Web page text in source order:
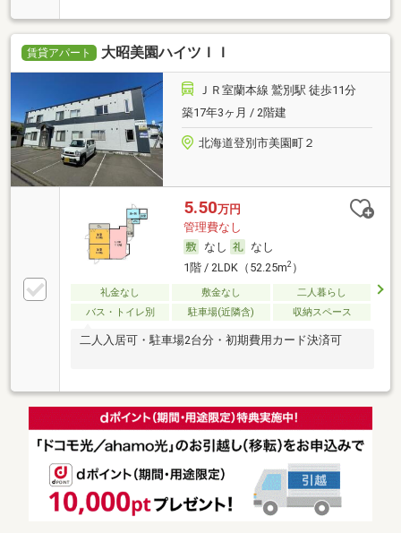
賃貸アパート 大昭美園ハイツＩＩ
ＪＲ室蘭本線 鷲別駅 徒歩11分
築17年3ヶ月 / 2階建
北海道登別市美園町２
5.50万円
管理費なし
なし
なし
1階 / 2LDK（52.25m2）
礼金なし 敷金なし
二人暮らし
バス・トイレ別
駐車場(近隣含) 収納スペース
二人入居可・駐車場2台分・初期費用カード決済可